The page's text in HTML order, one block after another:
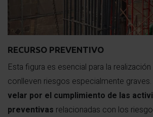
RECURSO PREVENTIVO
Esta figura es esencial para la
conlleven riesgos especialmente
velar por el cumplimiento de las
preventivas relacionadas con los